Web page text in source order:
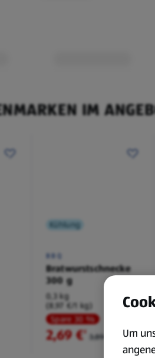
IM
Kühlung
BBQ
Bratwurstschnecke
300 g
0,3 kg
(8,97 €/1 kg)
Spare 30 %
2,69 €² 3,89 € Um